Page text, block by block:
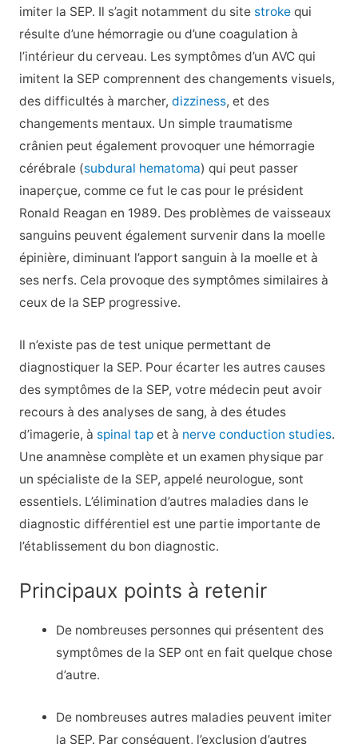
imiter la SEP. Il s’agit notamment du site strokequi
résulte d’une hémorragie ou d’une coagulation à
l’intérieur du cerveau. Les symptômes d’un AVC qui
imitent la SEP comprennent des changements visuels,
des difficultés à marcher, dizziness, et des
changements mentaux. Un simple traumatisme
crânien peut également provoquer une hémorragie
cérébrale (subdural hematoma) qui peut passer
inaperçue, comme ce fut le cas pour le président
Ronald Reagan en 1989. Des problèmes de vaisseaux
sanguins peuvent également survenir dans la moelle
épinière, diminuant l’apport sanguin à la moelle et à
ses nerfs. Cela provoque des symptômes similaires à
ceux de la SEP progressive.
Il n’existe pas de test unique permettant de
diagnostiquer la SEP. Pour écarter les autres causes
des symptômes de la SEP, votre médecin peut avoir
recours à des analyses de sang, à des études
d’imagerie, à spinal tapet à nerve conduction studies.
Une anamnèse complète et un examen physique par
un spécialiste de la SEP, appelé neurologue, sont
essentiels. L’élimination d’autres maladies dans le
diagnostic différentiel est une partie importante de
l’établissement du bon diagnostic.
Principaux points à retenir
De nombreuses personnes qui présentent des
symptômes de la SEP ont en fait quelque chose
d’autre.
De nombreuses autres maladies peuvent imiter
la SEP. Par conséquent, l’exclusion d’autres